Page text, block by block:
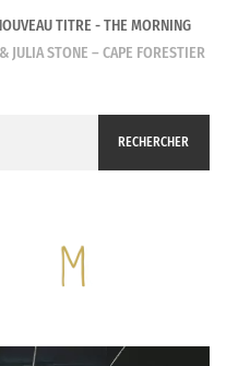
TITRE - THE MORNING
JULIA STONE – CAPE FORESTIER